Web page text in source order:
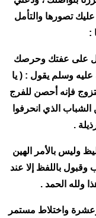
تصورها والتأمل
:
يدل على عفتك وحرصك
عليه وسلم يقول : ( يا
فإنه أحصن للفرج
الذي انحرفوا
.
وليس بالأمر الهين
باللفظ إلا عند
ولله الحمد .
واختلاط مستمر